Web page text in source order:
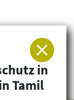
und
in
Tamil